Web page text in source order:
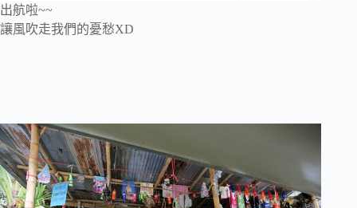
出航啦~~
讓風吹走我們的憂愁XD